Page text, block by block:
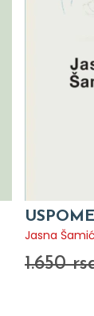
Jasna Šamić
1.650